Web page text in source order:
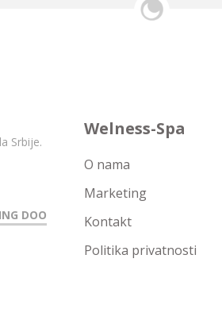
Srbije.
DOO
Welness-Spa
O nama
Marketing
Kontakt
Politika privatnosti